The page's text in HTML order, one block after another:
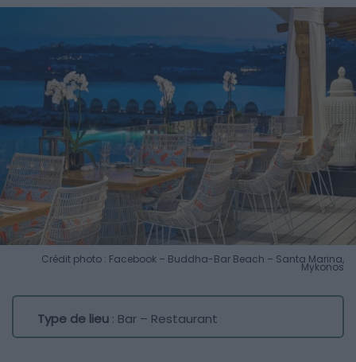
Crédit photo : Facebook – Buddha-Bar Beach – Santa Marina,
Mykonos
Type de lieu : Bar – Restaurant